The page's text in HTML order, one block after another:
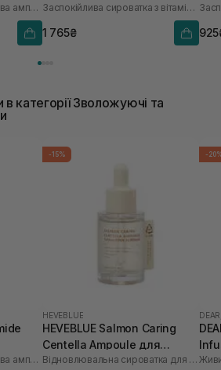
Відновлююча заспокійлива ампула для обличчя Заспокійлива сироватка з вітаміном K
1 765₴
категорії Зволожуючі та
Відновлююча заспокійлива ампула для обличчя
-15%
HEVEBLUE
HEVEBLUE Salmon Caring
Centella Ampoule для
зволоження та зміцнення Відновлювальна сироватка для обличчя
-